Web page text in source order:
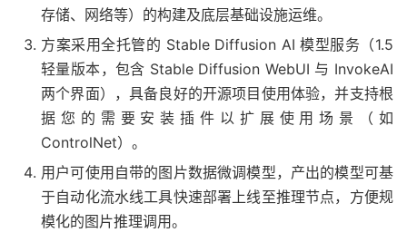
存储、网络等）的构建及底层基础设施运维。
方案采用全托管的 Stable Diffusion AI 模型服务（1.5
轻量版本，包含 Stable Diffusion WebUI 与 InvokeAI
两个界面），具备良好的开源项目使用体验，并支持根
据您的需要安装插件以扩展使用场景（如
ControlNet）。
用户可使用自带的图片数据微调模型，产出的模型可基
于自动化流水线工具快速部署上线至推理节点，方便规
模化的图片推理调用。